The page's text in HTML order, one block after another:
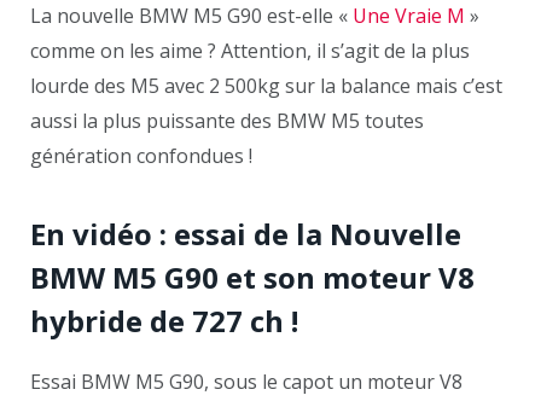
La nouvelle BMW M5 G90 est-elle « Une Vraie M »
comme on les aime ? Attention, il s’agit de la plus
lourde des M5 avec 2 500kg sur la balance mais c’est
aussi la plus puissante des BMW M5 toutes
génération confondues !
En vidéo : essai de la Nouvelle
BMW M5 G90 et son moteur V8
hybride de 727 ch !
Essai BMW M5 G90, sous le capot un moteur V8